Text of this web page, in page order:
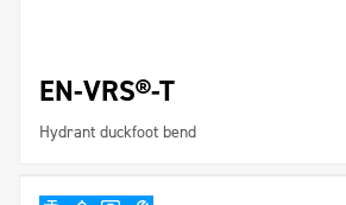
EN-VRS®-T
Hydrant duckfoot bend